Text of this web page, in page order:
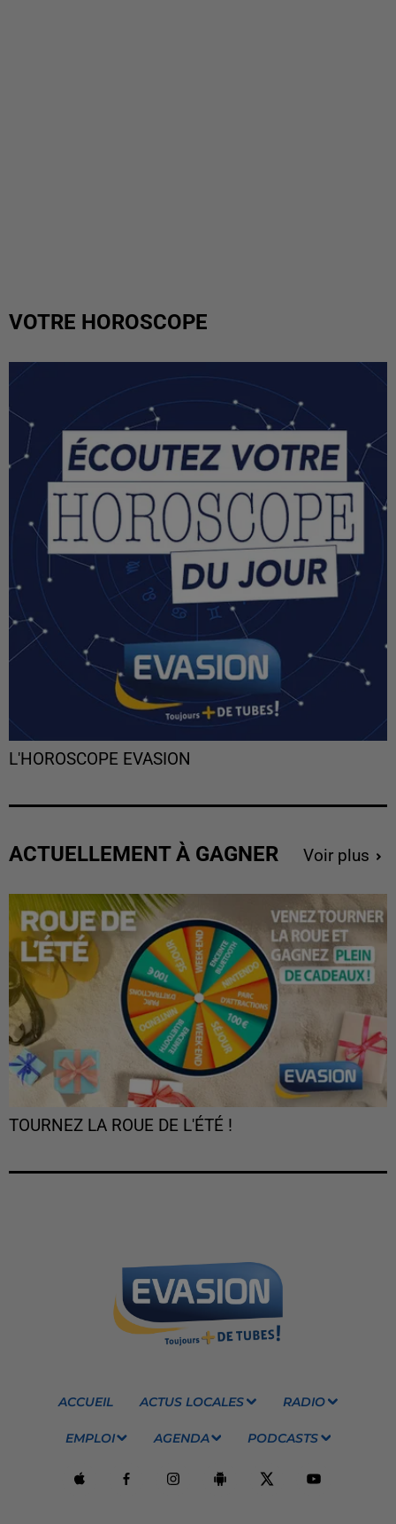
VOTRE HOROSCOPE
L'HOROSCOPE EVASION
ACTUELLEMENT À GAGNER Voir plus
TOURNEZ LA ROUE DE L'ÉTÉ !
ACCUEIL ACTUS LOCALES RADIO
EMPLOI AGENDA PODCASTS